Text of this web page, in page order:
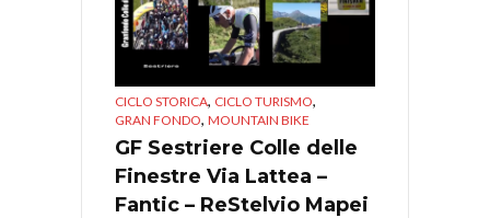
CICLO STORICA, CICLO TURISMO,
GRAN FONDO, MOUNTAIN BIKE
GF Sestriere Colle delle
Finestre Via Lattea –
Fantic – ReStelvio Mapei